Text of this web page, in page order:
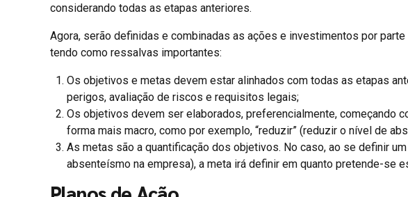
considerando todas as etapas anteriores.
Agora, serão definidas e combinadas as ações e investimentos por
tendo como ressalvas importantes:
Os objetivos e metas devem estar alinhados com todas as etapas
perigos, avaliação de riscos e requisitos legais;
Os objetivos devem ser elaborados, preferencialmente, começando
forma mais macro, como por exemplo, “reduzir” (reduzir o nível de
As metas são a quantificação dos objetivos. No caso, ao se definir
absenteísmo na empresa), a meta irá definir em quanto pretende-se